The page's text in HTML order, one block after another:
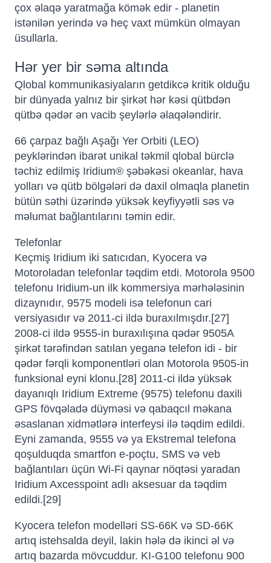
çox əlaqə yaratmağa kömək edir - planetin
istənilən yerində və heç vaxt mümkün olmayan
üsullarla.
Hər yer bir səma altında
Qlobal kommunikasiyaların getdikcə kritik olduğu
bir dünyada yalnız bir şirkət hər kəsi qütbdən
qütbə qədər ən vacib şeylərlə əlaqələndirir.
66 çarpaz bağlı Aşağı Yer Orbiti (LEO)
peyklərindən ibarət unikal təkmil qlobal bürclə
təchiz edilmiş Iridium® şəbəkəsi okeanlar, hava
yolları və qütb bölgələri də daxil olmaqla planetin
bütün səthi üzərində yüksək keyfiyyətli səs və
məlumat bağlantılarını təmin edir.
Telefonlar
Keçmiş Iridium iki satıcıdan, Kyocera və
Motoroladan telefonlar təqdim etdi. Motorola 9500
telefonu Iridium-un ilk kommersiya mərhələsinin
dizaynıdır, 9575 modeli isə telefonun cari
versiyasıdır və 2011-ci ildə buraxılmışdır.[27]
2008-ci ildə 9555-in buraxılışına qədər 9505A
şirkət tərəfindən satılan yeganə telefon idi - bir
qədər fərqli komponentləri olan Motorola 9505-in
funksional eyni klonu.[28] 2011-ci ildə yüksək
dayanıqlı Iridium Extreme (9575) telefonu daxili
GPS fövqəladə düyməsi və qabaqcıl məkana
əsaslanan xidmətlərə interfeysi ilə təqdim edildi.
Eyni zamanda, 9555 və ya Ekstremal telefona
qoşulduqda smartfon e-poçtu, SMS və veb
bağlantıları üçün Wi-Fi qaynar nöqtəsi yaradan
Iridium Axcesspoint adlı aksesuar da təqdim
edildi.[29]
Kyocera telefon modelləri SS-66K və SD-66K
artıq istehsalda deyil, lakin hələ də ikinci əl və
artıq bazarda mövcuddur. KI-G100 telefonu 900